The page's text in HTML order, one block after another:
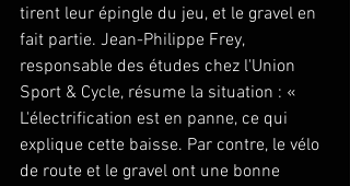
tirent leur épingle du jeu, et le gravel en
fait partie. Jean-Philippe Frey,
responsable des études chez l'Union
Sport & Cycle, résume la situation : «
L'électrification est en panne, ce qui
explique cette baisse. Par contre, le vélo
de route et le gravel ont une bonne